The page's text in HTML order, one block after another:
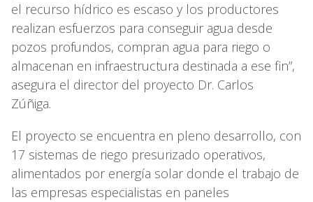
el recurso hídrico es escaso y los productores
realizan esfuerzos para conseguir agua desde
pozos profundos, compran agua para riego o
almacenan en infraestructura destinada a ese fin”,
asegura el director del proyecto Dr. Carlos
Zúñiga.
El proyecto se encuentra en pleno desarrollo, con
17 sistemas de riego presurizado operativos,
alimentados por energía solar donde el trabajo de
las empresas especialistas en paneles